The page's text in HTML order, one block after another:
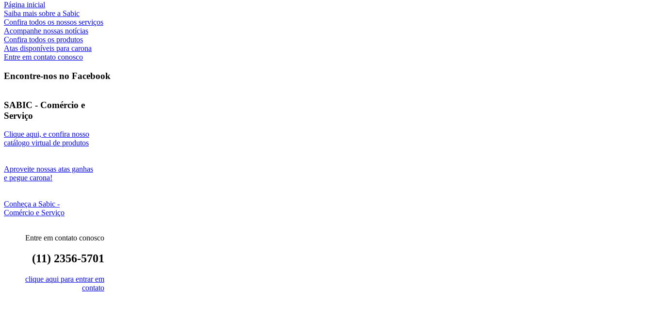
Página inicial
Saiba mais sobre a Sabic
Confira todos os nossos serviços
Acompanhe nossas notícias
Confira todos os produtos
Atas disponíveis para carona
Entre em contato conosco
Encontre-nos no Facebook
SABIC - Comércio e
Serviço
Clique aqui, e confira nosso
catálogo virtual de produtos
Aproveite nossas atas ganhas
e pegue carona!
Conheça a Sabic -
Comércio e Serviço
Entre em contato conosco
(11) 2356-5701
clique aqui para entrar em
contato